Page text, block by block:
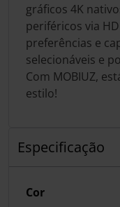
gráficos 4K
periféricos via
preferências e
selecionáveis e
Com MOBIUZ,
estilo!
Especificação
Cor